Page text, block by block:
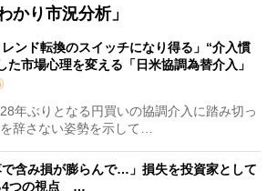
かり市況分析」
レンド転換のスイッチになり得る」“介入慣
た市場心理を変える「日米協調為替介入」
年ぶりとなる円買いの協調介入に踏み切っ
辞さない姿勢を示して…
で含み損が膨らんで…」損失を投資家として
4つの視点 …